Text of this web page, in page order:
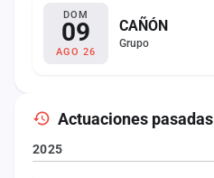
DOM
09
AGO 26
CAÑÓN
Grupo
Actuaciones pasadas
2025